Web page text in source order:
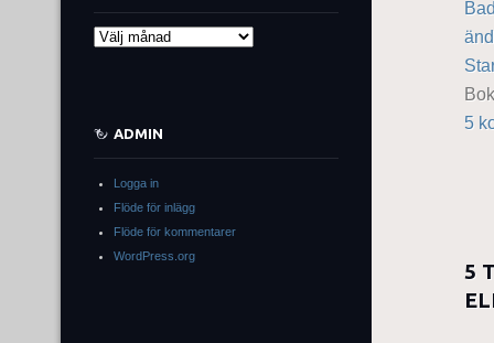
Star
5
5
Arkiv
ADMIN
Logga in
Flöde för inlägg
Flöde för kommentarer
WordPress.org